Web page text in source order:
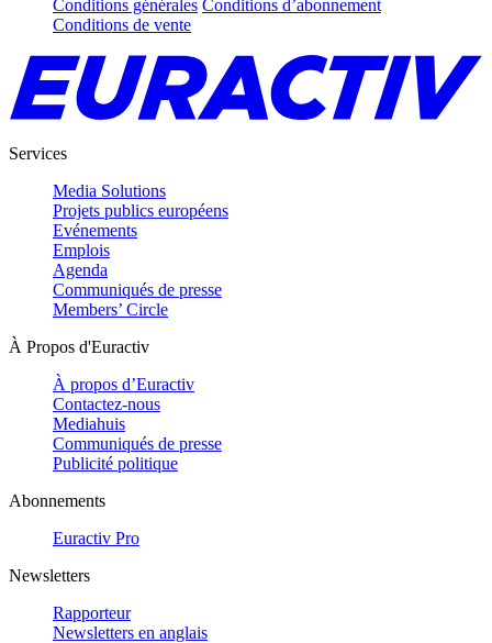
Conditions générales Conditions d’abonnement
Conditions de vente
Services
Media Solutions
Projets publics européens
Evénements
Emplois
Agenda
Communiqués de presse
Members’ Circle
À Propos d'Euractiv
À propos d’Euractiv
Contactez-nous
Mediahuis
Communiqués de presse
Publicité politique
Abonnements
Euractiv Pro
Newsletters
Rapporteur
Newsletters en anglais